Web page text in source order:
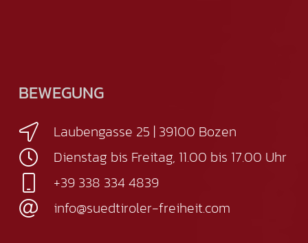
BEWEGUNG
Laubengasse 25 | 39100 Bozen
Dienstag bis Freitag, 11.00 bis 17.00 Uhr
+39 338 334 4839
info@suedtiroler-freiheit.com